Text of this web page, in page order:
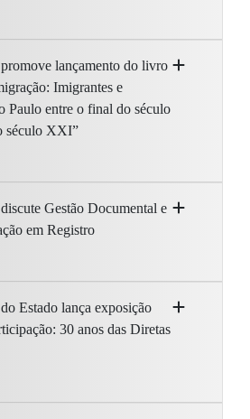
lançamento do livro
Imigrantes e
Paulo entre o final do século
século XXI”
Gestão Documental e
em Registro
Estado lança exposição
30 anos das Diretas